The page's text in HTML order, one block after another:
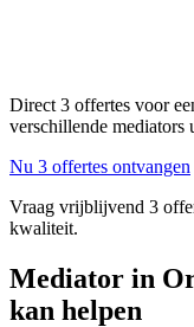
Direct 3 offertes voor
verschillende mediators
Nu 3 offertes ontvangen
Vraag vrijblijvend 3
kwaliteit.
Mediator in
kan helpen